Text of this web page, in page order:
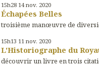
15h28 14 nov. 2020
Échapées Belles
troisième manœuvre de
15h13 11 nov. 2020
L'Historiographe du
découvrir un livre en trois